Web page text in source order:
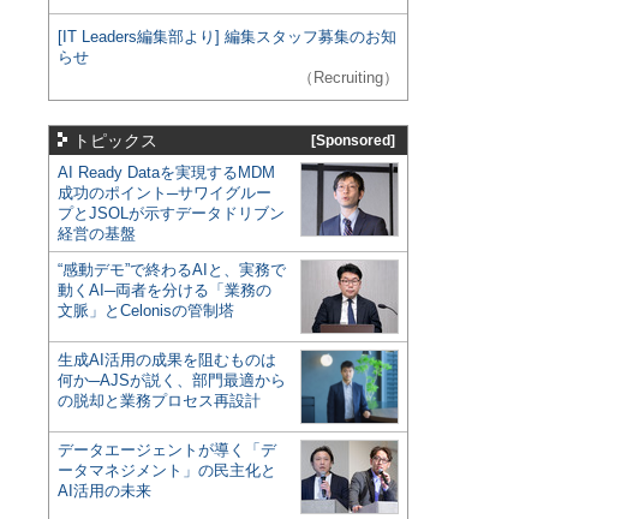
[IT Leaders編集部より] 編集スタッフ募集のお知
らせ
（Recruiting）
トピックス [Sponsored]
AI Ready Dataを実現するMDM
成功のポイント─サワイグルー
プとJSOLが示すデータドリブン
経営の基盤
“感動デモ”で終わるAIと、実務で
動くAI─両者を分ける「業務の
文脈」とCelonisの管制塔
生成AI活用の成果を阻むものは
何か─AJSが説く、部門最適から
の脱却と業務プロセス再設計
データエージェントが導く「デ
ータマネジメント」の民主化と
AI活用の未来